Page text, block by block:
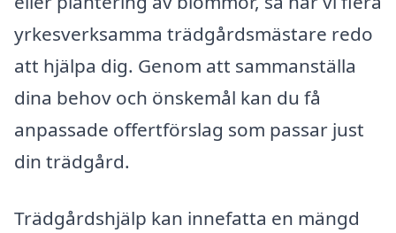
yrkesverksamma trädgårdsmästare redo
att hjälpa dig. Genom att sammanställa
dina behov och önskemål kan du få
anpassade offertförslag som passar just
din trädgård.
Trädgårdshjälp kan innefatta en mängd